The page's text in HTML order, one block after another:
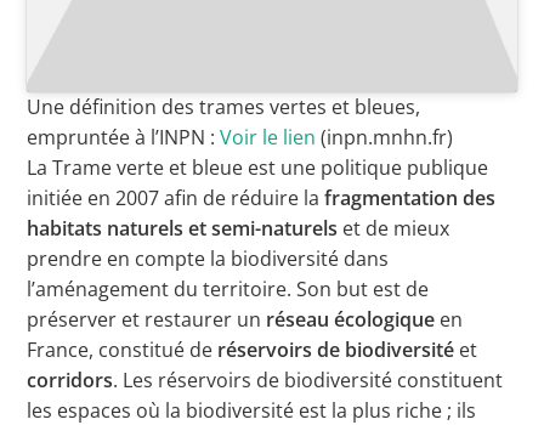
Une définition des trames vertes et bleues,
empruntée à l’INPN :Voir le lien (inpn.mnhn.fr)
La Trame verte et bleue est une politique publique
initiée en 2007 afin de réduire lafragmentation des
habitats naturels et semi-naturels et de mieux
prendre en compte la biodiversité dans
l’aménagement du territoire. Son but est de
préserver et restaurer un réseau écologique en
France, constitué de réservoirs de biodiversité et
corridors. Les réservoirs de biodiversité constituent
les espaces où la biodiversité est la plus riche ; ils